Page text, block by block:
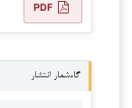
PDF
گاه‌شمار انتشار